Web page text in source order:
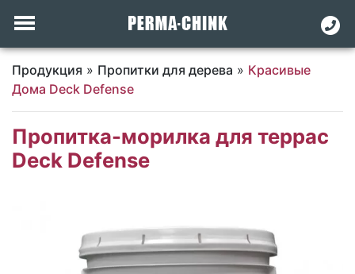
Продукция » Пропитки для дерева » Красивые
Дома Deck Defense
Пропитка-морилка для террас
Deck Defense